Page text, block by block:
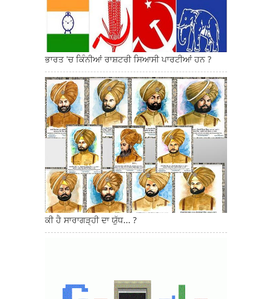
ਭਾਰਤ 'ਚ ਕਿੰਨੀਆਂ ਰਾਸ਼ਟਰੀ ਸਿਆਸੀ ਪਾਰਟੀਆਂ ਹਨ ?
ਕੀ ਹੈ ਸਾਰਾਗੜ੍ਹੀ ਦਾ ਯੁੱਧ... ?